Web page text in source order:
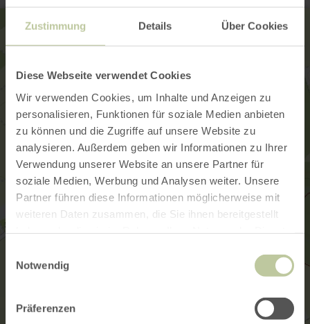
Zustimmung Details Über Cookies
Diese Webseite verwendet Cookies
Wir verwenden Cookies, um Inhalte und Anzeigen zu
personalisieren, Funktionen für soziale Medien anbieten
zu können und die Zugriffe auf unsere Website zu
analysieren. Außerdem geben wir Informationen zu Ihrer
Verwendung unserer Website an unsere Partner für
soziale Medien, Werbung und Analysen weiter. Unsere
Partner führen diese Informationen möglicherweise mit
weiteren Daten zusammen, die Sie ihnen bereitgestellt
Notwendig
Präferenzen